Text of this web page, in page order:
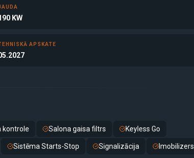
KW
APSKATE
kontrole Salona gaisa filtrs Keyless Go
Sistēma Starts-Stop Signalizācija Imobilizers